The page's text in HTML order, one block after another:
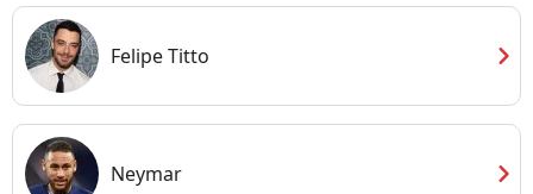
Felipe Titto chevron_right
Neymar chevron_right